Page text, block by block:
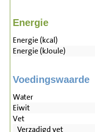
Energie
Energie (kcal)
Energie (kJoule)
Voedingswaarde
Water
Eiwit
Vet
Verzadigd vet